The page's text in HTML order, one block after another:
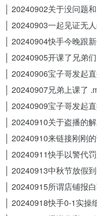
│ 20240902关于没问题
│ 20240903一起见证无
│ 20240904快手今晚跟
│ 20240905开课了兄弟
│ 20240906宝子哥发起
│ 20240907兄弟上课了
│ 20240909宝子哥发起
│ 20240910关于盗播的
│ 20240910来链接刚刚
│ 20240911快手以警代
│ 20240913中秋节放假
│ 20240915所谓店铺报
│ 20240918快手0-1实